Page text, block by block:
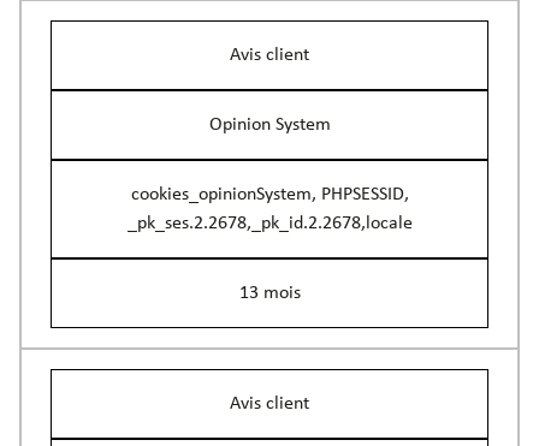
Avis client
Opinion System
cookies_opinionSystem, PHPSESSID,
_pk_ses.2.2678,_pk_id.2.2678,locale
13 mois
Avis client